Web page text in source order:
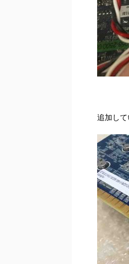
追加し